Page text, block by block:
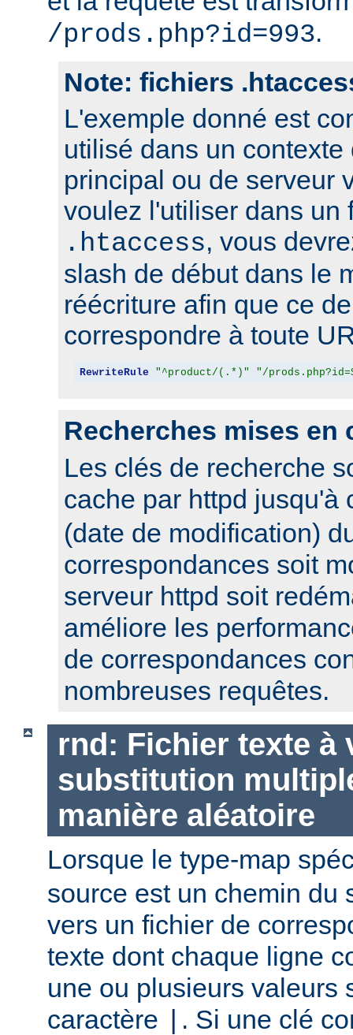
/prods.php?id=993.
Note: fichiers
L'exemple donné est
utilisé dans un contexte
principal ou de serveur
voulez l'utiliser dans un
.htaccess, vous
slash de début dans le
réécriture afin que ce
correspondre à toute
RewriteRule "^product/(.*)" "/
Recherches mises en
Les clés de recherche
cache par httpd jusqu'à
(date de modification)
correspondances soit
serveur httpd soit
améliore les
de correspondances
nombreuses requêtes.
rnd: Fichier texte à
substitution
manière aléatoire
Lorsque le type-map
source est un chemin du
vers un fichier de
texte dont chaque ligne
une ou plusieurs valeurs
caractère
. Si une clé